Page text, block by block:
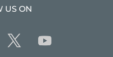
US ON